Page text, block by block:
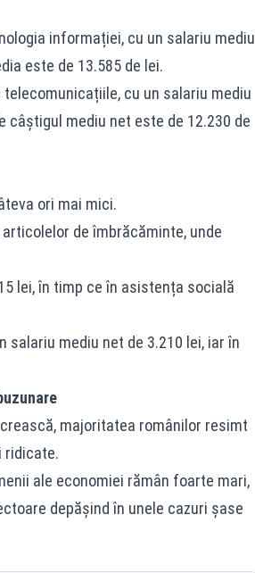
informației, cu un salariu mediu
este de 13.585 de lei.
cu un salariu mediu
câștigul mediu net este de 12.230 de
ori mai mici.
de îmbrăcăminte, unde
lei, în timp ce în asistența socială
mediu net de 3.210 lei, iar în
majoritatea românilor resimt
ridicate.
ale economiei rămân foarte mari,
depășind în unele cazuri șase